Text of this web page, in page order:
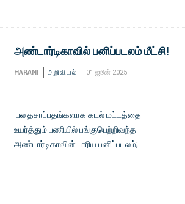
அண்டார்டிகாவில் பனிப்படலம் மீட்சி!
HARANI அறிவியல் 01 ஜூன் 2025
பல தசாப்பதங்களாக கடல் மட்டத்தை
உயர்த்தும் பணியில் பங்குபெற்றிவந்த
அண்டார்டிகாவின் பாரிய பனிப்படலம்;